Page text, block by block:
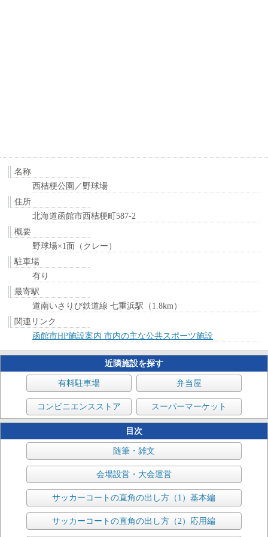
名称
西桔梗公園／野球場
住所
北海道函館市西桔梗町587-2
概要
野球場×1面（クレー）
駐車場
有り
最寄駅
道南いさりび鉄道線 七重浜駅（1.8km）
関連リンク
函館市HP施設案内 市内の主な公共スポーツ施設
近隣施設を探す
有料駐車場 弁当屋
コンビニエンスストア スーパーマーケット
目次
随筆・雑文
会場設営・大会運営
サッカーコートの直角の出し方（1）基本編
サッカーコートの直角の出し方（2）応用編